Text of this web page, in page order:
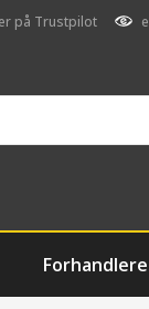
på Trustpilot
Forhandlere